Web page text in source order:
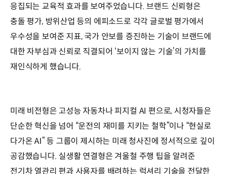
응집되는 교육적 효과를 보여주었습니다. 브랜드 신뢰형은
충돌 평가, 방위산업 등의 에피소드로 각각 글로벌 평가에서
우수성을 보여준 지표, 국가 안보를 증진하는 기술이 브랜드에
대한 자부심과 신뢰로 직결되어 ‘보이지 않는 기술’의 가치를
재인식하게 했습니다.
미래 비전형은 고성능 자동차나 피지컬 AI 편으로, 시청자들은
단순한 혁신을 넘어 “운전의 재미를 지키는 철학”이나 “현실로
다가온 AI” 등 그룹이 제시하는 미래 청사진에 정서적으로 깊이
공감했습니다. 실생활 연결형은 겨울철 주행 팁을 알려준
전기차 열관리 편과 사용자를 배려하는 럭셔리 기술을 전달한